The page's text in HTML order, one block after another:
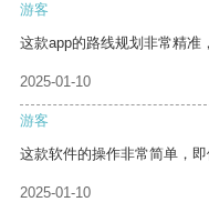
游客
这款app的路线规划非常精准
2025-01-10
游客
这款软件的操作非常简单，即
2025-01-10